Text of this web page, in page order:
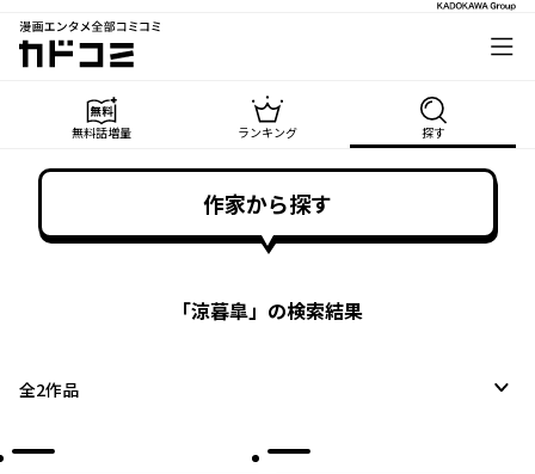
漫画エンタメ全部コミコミ
カドコミ
無料話増量 ランキング 探す
作家から探す
「涼暮皐」の検索結果
全2作品